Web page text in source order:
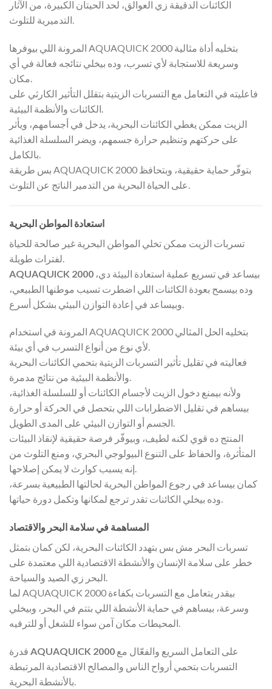
الكائنات الدقيقة زي العوالق، لحد الحيتان الكبيرة، من الآثار
التدميرية للتلوث.
المرونة اللي بيوفرها AQUAQUICK 2000 بتخليه أداة مثالية
وسريعة للاستجابة لأي تسرب، وده بيخلي نتائجه فعالة في أي
مكان.
فاعليته في التعامل مع التسربات الزيتية بتقلل التأثير الكارثي على
الكائنات والأنظمة البيئية.
الزيت ممكن يغطي الكائنات البحرية، يدخل في أجسامهم، ويأثر
على حركتهم وتنظيم حرارة جسمهم، ويضر السلسلة الغذائية
بالكامل.
بس طريقة AQUAQUICK 2000 بتوفّر حماية حقيقية، وبتحافظ
على الحياة البحرية من التدمير الناتج عن التلوث.
استعادة المواطن البحرية
تسربات الزيت ممكن تخلي المواطن البحرية غير صالحة للحياة
AQUAQUICK 2000
وده بيسمح بعودة الكائنات اللي اضطرت تسيب موطنها الطبيعي،
المرونة في استخدام AQUAQUICK 2000 بتخليه الحل المثالي
لأي نوع من أنواع التسرب في أي بيئة.
فعاليته في تقليل تأثير التسربات الزيتية بتحمي الكائنات البحرية
والأنظمة البيئية من نتائج مدمرة.
ولأنه بيمنع دخول الزيت لأجسام الكائنات أو للسلسلة الغذائية،
بيساهم في تقليل الاضطرابات اللي بتحصل في الحركة أو حرارة
الجسم أو التوازن البيئي على المدى الطويل.
المنتج ده قوي لكنه لطيف، وبيوفّر فرصة حقيقية لإنقاذ البيئات
المتأثرة، والحفاظ على التنوع البيولوجي البحري، ومنع التلوث من
إنه يسبب كوارث لا يمكن إصلاحها.
كمان بيساعد في رجوع المواطن البحرية لحالتها الطبيعية بسرعة،
وده بيخلي الكائنات تقدر ترجع لمكانها وتكمل دورة حياتها.
المساهمة في سلامة البحر والاقتصاد
تسربات البحر مش بس بتهدد الكائنات البحرية، لكن كمان بتمثل
خطر على سلامة الإنسان والأنشطة الاقتصادية اللي معتمدة على
البحر زي الصيد والسياحة.
لما AQUAQUICK 2000 بيقدر يتعامل مع التسربات بكفاءة
وسرعة، بيساهم في حماية الأنشطة اللي بتتم في البحر، وبيخلي
المحيطات مكان آمن سواء للشغل أو للترفيه.
AQUAQUICK 2000
التسربات بتحمي أرواح الناس والمصالح الاقتصادية المرتبطة
بالأنشطة البحرية.